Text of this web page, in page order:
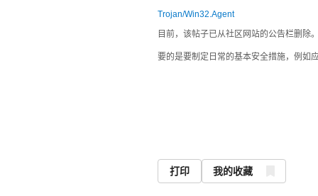
Trojan/Win32.Agent
目前，该帖子已从社区网站的公告栏删除
要的是要制定日常的基本安全措施，例如
打印 我的收藏